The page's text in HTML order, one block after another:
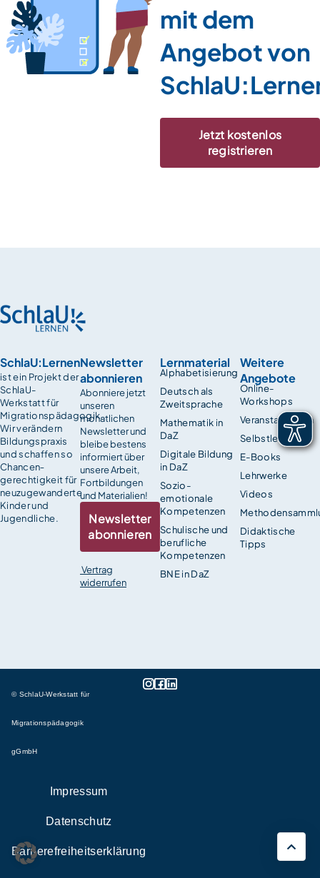
mit dem
Angebot von
Jetzt kostenlos
registrieren
SchlaU:Lernen
ist ein Projekt der
SchlaU-
Werkstatt für
Migrationspädagogik.
Wir verändern
Bildungspraxis
und schaffen so
Chancen­
gerechtigkeit für
neuzugewanderte
Kinder und
Jugendliche.
Lernmaterial
Alphabetisierung
Deutsch als
Zweitsprache
Mathematik in
DaZ
Digitale Bildung
in DaZ
Sozio-
emotionale
Kompetenzen
Schulische und
berufliche
Kompetenzen
BNE in DaZ
Weitere
Angebote
Online-
Workshops
Veranstaltungen
Selbstlernkurse
E-Books
Lehrwerke
Videos
Didaktische
Tipps
Newsletter
abonnieren
Abonniere jetzt
unseren
monatlichen
Newsletter und
bleibe bestens
informiert über
unsere Arbeit,
Fortbildungen
und Materialien!
Newsletter
abonnieren
Vertrag
widerrufen
© SchlaU-Werkstatt für
Migrationspädagogik
gGmbH
Impressum
Datenschutz
Barrierefreiheitserklärung